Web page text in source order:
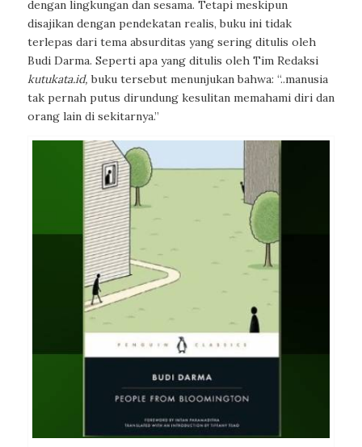
dengan lingkungan dan sesama. Tetapi meskipun
disajikan dengan pendekatan realis, buku ini tidak
terlepas dari tema absurditas yang sering ditulis oleh
Budi Darma. Seperti apa yang ditulis oleh Tim Redaksi
kutukata.id, buku tersebut menunjukan bahwa: “..manusia
tak pernah putus dirundung kesulitan memahami diri dan
orang lain di sekitarnya.”